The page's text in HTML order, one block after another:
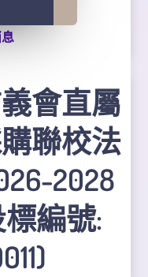
會直屬
聯校法
2028
編號: